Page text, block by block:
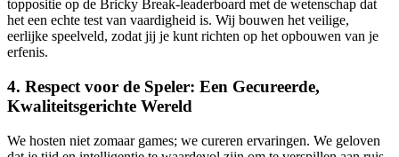
toppositie op de Bricky Break-leaderboard met de wetenschap dat
het een echte test van vaardigheid is. Wij bouwen het veilige,
eerlijke speelveld, zodat jij je kunt richten op het opbouwen van je
erfenis.
4. Respect voor de Speler: Een Gecureerde,
Kwaliteitsgerichte Wereld
We hosten niet zomaar games; we cureren ervaringen. We geloven